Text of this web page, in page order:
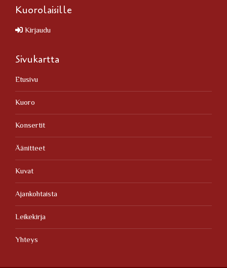
Kuorolaisille
Kirjaudu
Sivukartta
Etusivu
Kuoro
Konsertit
Äänitteet
Kuvat
Ajankohtaista
Leikekirja
Yhteys